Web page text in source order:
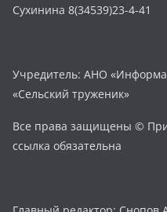
Сухинина 8(34539)23-4-41
Учредитель: АНО
«Сельский труженик»
Все права защищены ©
ссылка обязательна